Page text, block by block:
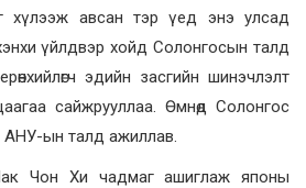
хүлээж авсан тэр үед энэ улсад
үйлдвэр хойд Солонгосын талд
эдийн засгийн шинэчлэлт
сайжрууллаа. Өмнөд Солонгос
ын талд ажиллав.
Чон Хи чадмаг ашиглаж японы